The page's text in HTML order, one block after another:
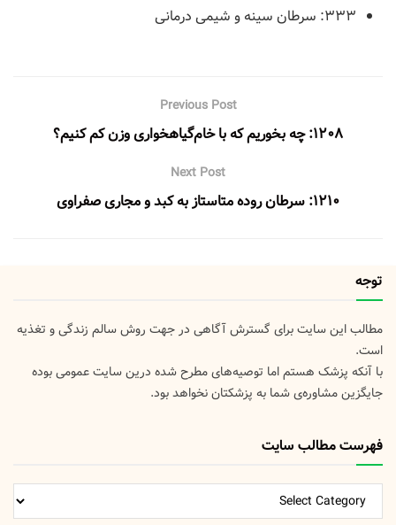
۳۳۳: سرطان سینه و شیمی درمانی
Previous Post
۱۲۰۸: چه بخوریم که با خام‌گیاهخواری وزن کم کنیم؟
Next Post
۱۲۱۰: سرطان روده متاستاز به کبد و مجاری صفراوی
توجه
مطالب این سایت برای گسترش آگاهی در جهت روش سالم زندگی و تغذیه
است.
با آنکه پزشک هستم اما توصیه‌های مطرح شده درین سایت عمومی بوده
جایگزین مشاوره‌ی شما به پزشکتان نخواهد بود.
فهرست مطالب سایت
فهرست
مطالب